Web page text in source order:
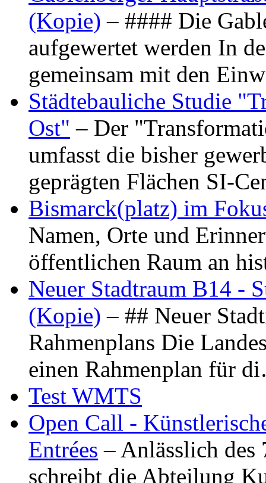
(Kopie) – #### Die
aufgewertet werden In
gemeinsam mit den
Städtebauliche Studie
Ost" – Der
umfasst die bisher
geprägten Flächen SI-
Bismarck(platz) im
Namen, Orte und
öffentlichen Raum an
Neuer Stadtraum B14 -
(Kopie) – ## Neuer
Rahmenplans Die
einen Rahmenplan für
Test WMTS
Open Call -
Entrées – Anlässlich
schreibt die Abteilung